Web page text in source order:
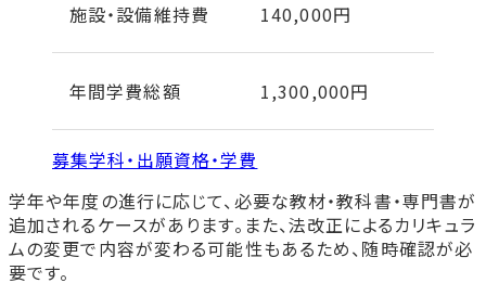
施設・設備維持費 140,000円
年間学費総額 1,300,000円
募集学科・出願資格・学費
学年や年度の進行に応じて、必要な教材・教科書・専門書が
追加されるケースがあります。また、法改正によるカリキュラ
ムの変更で内容が変わる可能性もあるため、随時確認が必
要です。